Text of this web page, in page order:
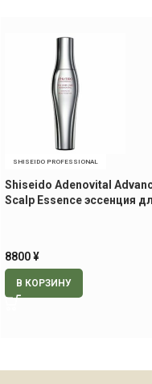
SHISEIDO PROFESSIONAL
Shiseido Adenovital
Scalp Essence эссенция
8800¥
В КОРЗИНУ